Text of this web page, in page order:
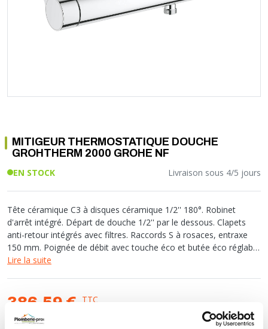
RACCORD PE (POLYÉTHYLÈNE)
RACCORD GALVA
ROBINET
FLEXIBLE
ETANCHÉITÉ RACCORDEMENT
FIXATION ET SUPPORT
RÉDUCTEUR DE PRESSION
COMPTEUR ET ACCESSOIRE
FILTRATION
Soupape différentielle
Température
Vase d'expansion
SOLAIRE
EQUIPEMENT INDUSTRIEL
COMMUNICATION
LAMPE ET TORCHE
PILES ET ACCUMULATEURS
BLOC DE SÉCURITÉ
SYSTÈMES DE SÉCURITÉ
VMC ET VENTILATION
TRAPPE CHATIÈRE ET HUBLOT
PLOMBERIE PER
VOTRE SOLUTION CHAUFFAGE
MITIGEUR THERMOSTATIQUE DOUCHE
GROHTHERM 2000 GROHE NF
EN STOCK Livraison sous 4/5 jours
Tête céramique C3 à disques céramique 1/2'' 180°. Robinet
d'arrêt intégré. Départ de douche 1/2'' par le dessous. Clapets
anti-retour intégrés avec filtres. Raccords S à rosaces, entraxe
150 mm. Poignée de débit avec touche éco et butée éco réglable
séparément. Butée de température à 38°C et limiteur de
Régulation thermostatique quasi-instantanée (Grohe
TurboStat®). Tablette amovible en laiton chromé pour nettoyage
facile.
Lire la suite
386,59 € TTC
322,16 €